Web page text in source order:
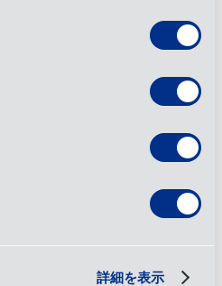
詳細を表示
・サービス・プロバイダ
ト
には数えきれないほどの利点が
がどのように役立つかについて